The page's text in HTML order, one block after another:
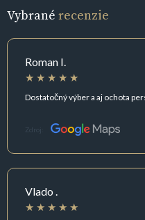
Vybrané recenzie
Roman I.
Dostatočný výber a aj ochota
Zdroj:
Vlado .